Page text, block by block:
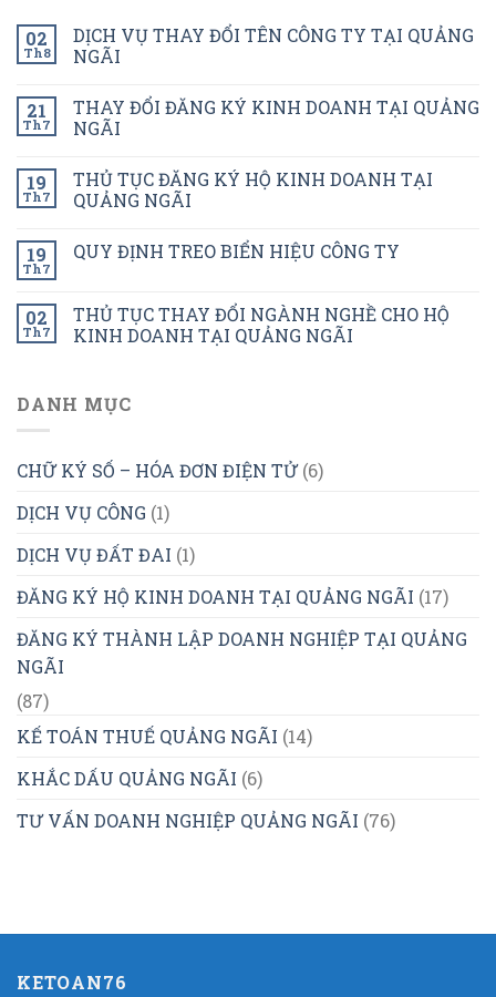
02
Th8
DỊCH VỤ THAY ĐỔI TÊN CÔNG TY TẠI QUẢNG
NGÃI
21
Th7
THAY ĐỔI ĐĂNG KÝ KINH DOANH TẠI QUẢNG
NGÃI
19
Th7
THỦ TỤC ĐĂNG KÝ HỘ KINH DOANH TẠI
QUẢNG NGÃI
19
Th7
QUY ĐỊNH TREO BIỂN HIỆU CÔNG TY
02
Th7
THỦ TỤC THAY ĐỔI NGÀNH NGHỀ CHO HỘ
KINH DOANH TẠI QUẢNG NGÃI
DANH MỤC
CHỮ KÝ SỐ – HÓA ĐƠN ĐIỆN TỬ(6)
DỊCH VỤ CÔNG (1)
DỊCH VỤ ĐẤT ĐAI (1)
ĐĂNG KÝ HỘ KINH DOANH TẠI QUẢNG NGÃI (17)
ĐĂNG KÝ THÀNH LẬP DOANH NGHIỆP TẠI QUẢNG
NGÃI
(87)
KẾ TOÁN THUẾ QUẢNG NGÃI (14)
KHẮC DẤU QUẢNG NGÃI (6)
TƯ VẤN DOANH NGHIỆP QUẢNG NGÃI (76)
KETOAN76